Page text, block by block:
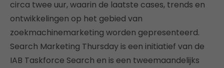
circa twee uur, waarin de laatste cases, trends en
ontwikkelingen op het gebied van
zoekmachinemarketing worden gepresenteerd.
Search Marketing Thursday is een initiatief van de
IAB Taskforce Search en is een tweemaandelijks